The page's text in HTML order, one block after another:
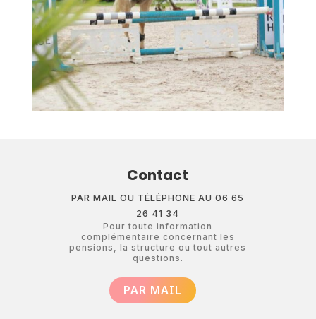
Contact
PAR MAIL OU TÉLÉPHONE AU 06 65
26 41 34
Pour toute information
complémentaire concernant les
pensions, la structure ou tout autres
questions.
PAR MAIL